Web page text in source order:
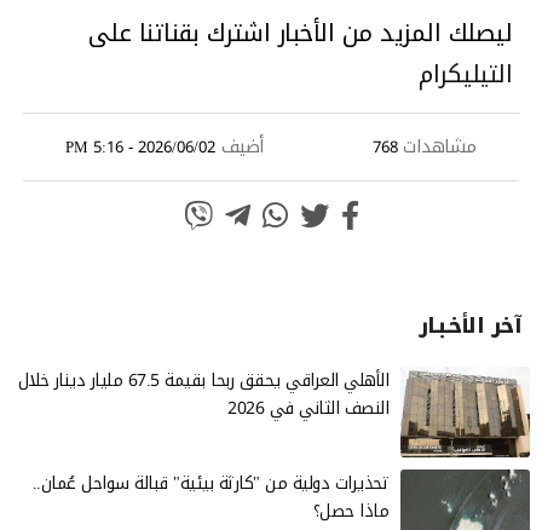
ليصلك المزيد من الأخبار اشترك بقناتنا على
التيليكرام
مشاهدات768 أضيف 2026/06/02 - 5:16 PM
آخر الأخـبـار
الأهلي العراقي يحقق ربحا بقيمة 67.5 مليار دينار خلال
النصف الثاني في 2026
تحذيرات دولية من "كارثة بيئية" قبالة سواحل عُمان..
ماذا حصل؟